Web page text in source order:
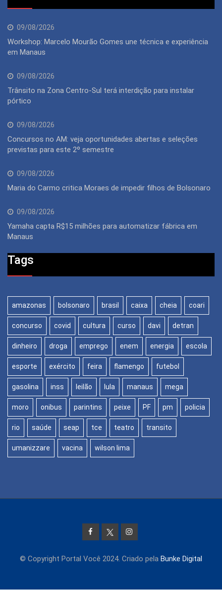
09/08/2026
Workshop: Marcelo Mourão Gomes une técnica e experiência
em Manaus
09/08/2026
Trânsito na Zona Centro-Sul terá interdição para instalar
pórtico
09/08/2026
Concursos no AM: veja oportunidades abertas e seleções
previstas para este 2º semestre
09/08/2026
Maria do Carmo critica Moraes de impedir filhos de Bolsonaro
09/08/2026
Yamaha capta R$15 milhões para automatizar fábrica em
Manaus
Tags
amazonas bolsonaro brasil caixa cheia coari
concurso covid cultura curso davi detran
dinheiro droga emprego enem energia escola
esporte exército feira flamengo futebol
gasolina inss leilão lula manaus mega
moro onibus parintins peixe PF pm policia
rio saúde seap tce teatro transito
umanizzare vacina wilson lima
© Copyright Portal Você 2024. Criado pela Bunke Digital